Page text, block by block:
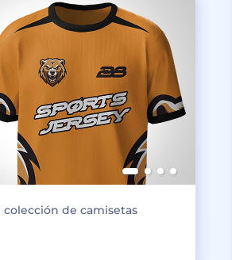
colección de camisetas